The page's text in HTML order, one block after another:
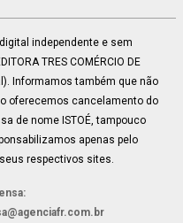
digital independente e sem
TRES COMÉRCIO DE
Informamos também que não
oferecemos cancelamento do
de nome ISTOÉ, tampouco
apenas pelo
respectivos sites.